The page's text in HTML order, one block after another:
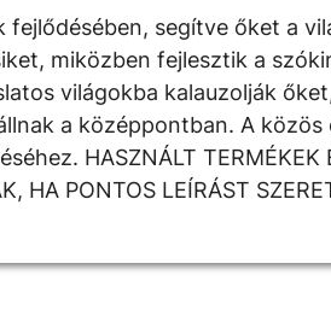
segítve őket a
miközben fejlesztik a
világokba kalauzolják
a középpontban. A
HASZNÁLT TERMÉKEK
HA PONTOS LEÍRÁST